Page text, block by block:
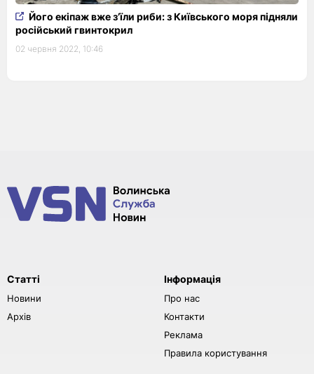
Його екіпаж вже з’їли риби: з Київського моря підняли
російський гвинтокрил
02 червня 2022, 10:46
Статті
Новини
Архів
Інформація
Про нас
Контакти
Реклама
Правила користування